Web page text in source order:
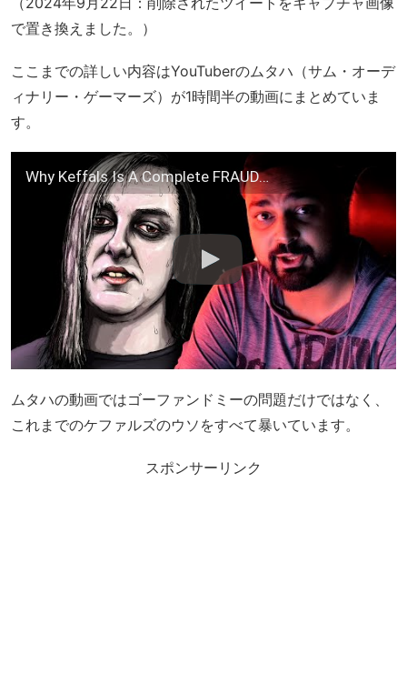
で置き換えました。）
ここまでの詳しい内容はYouTuberのムタハ（サム・オーデ
ィナリー・ゲーマーズ）が1時間半の動画にまとめていま
す。
Why Keffals Is A Complete FRAUD…
ムタハの動画ではゴーファンドミーの問題だけではなく、
これまでのケファルズのウソをすべて暴いています。
スポンサーリンク